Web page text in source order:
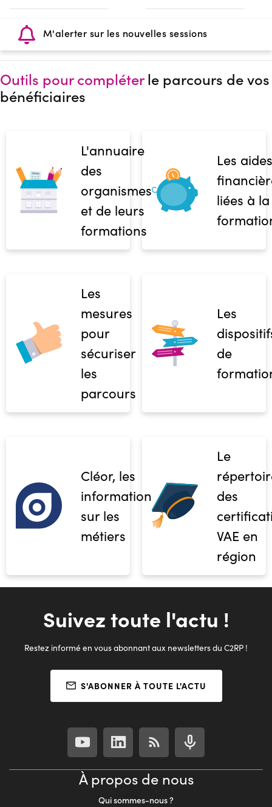
M'alerter sur les nouvelles sessions
Outils pour compléterle parcours de vos
bénéficiaires
L'annuaire
des
organismes
et de leurs
formations
Les aides
liées à la
Les
mesures
pour
sécuriser
les
parcours
Les
de
Cléor, les
informations
sur les
métiers
Le
des
VAE en
région
Suivez toute l'actu !
Restez informé en vous abonnant aux newsletters du C2RP !
S'ABONNER À TOUTE L'ACTU
À propos de nous
Qui sommes-nous ?